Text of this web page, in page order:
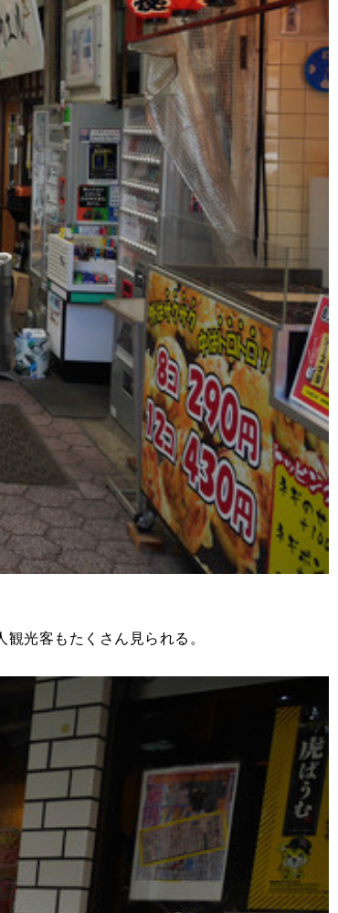
光客もたくさん見られる。